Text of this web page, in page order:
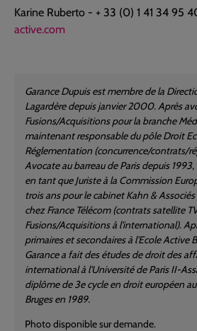
Karine Ruberto - + 33 (0) 1 41 34 95
active.com
Garance Dupuis est membre de la
Lagardère depuis janvier 2000. Après
Fusions/Acquisitions pour la branche
maintenant responsable du pôle Droit
Réglementation (concurrence/contrats/
Avocate au barreau de Paris depuis
en tant que Juriste à la Commission
trois ans pour le cabinet Kahn &
chez France Télécom (contrats satellite
Fusions/Acquisitions à l'international).
primaires et secondaires à l'Ecole Active
Garance a fait des études de droit des
international à l'Université de Paris II-
diplôme de 3e cycle en droit européen
Bruges en 1989.
Photo disponible sur demande.